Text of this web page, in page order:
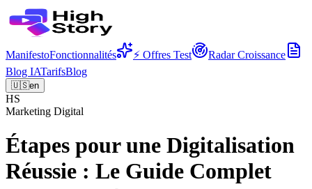
ManifestoFonctionnalités ⚡ Offres Test
Radar Croissance
Blog IATarifsBlog
🇺🇸en
HS
Marketing Digital
Étapes pour une Digitalisation
Réussie : Le Guide Complet